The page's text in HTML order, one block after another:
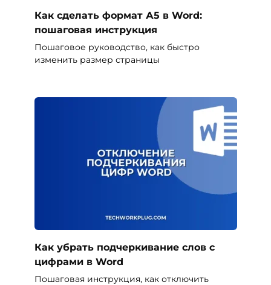
Как сделать формат А5 в Word:
пошаговая инструкция
Пошаговое руководство, как быстро
изменить размер страницы
Как убрать подчеркивание слов с
цифрами в Word
Пошаговая инструкция, как отключить